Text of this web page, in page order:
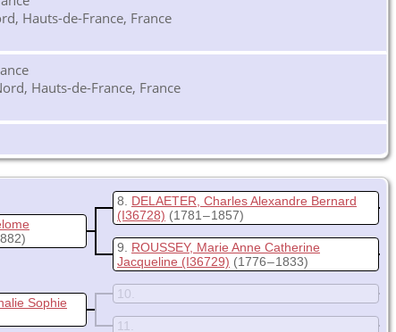
Hauts-de-France, France
Hauts-de-France, France
8
DELAETER, Charles Alexandre Bernard
(I36728) (1781 – 1857)
9
ROUSSEY, Marie Anne Catherine
Jacqueline (I36729) (1776 – 1833)
Sophie
10
11